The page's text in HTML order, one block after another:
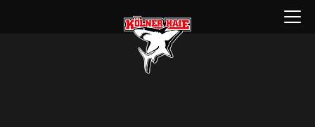
Menü
öffnen